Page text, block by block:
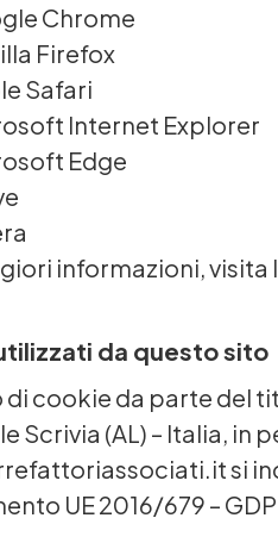
Chrome
Firefox
Safari
Internet Explorer
Edge
informazioni,
da questo sito
di cookie da parte del
Scrivia (AL) – Italia,
si
UE 2016/679 –